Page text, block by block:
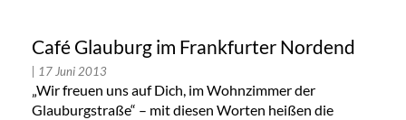
Café Glauburg im Frankfurter Nordend
| 17 Juni 2013
„Wir freuen uns auf Dich, im Wohnzimmer der
Glauburgstraße“ – mit diesen Worten heißen die